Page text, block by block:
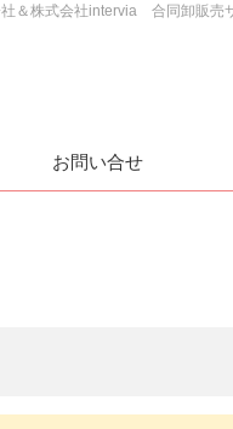
社＆株式会社intervia 合同卸販売
お問い合せ